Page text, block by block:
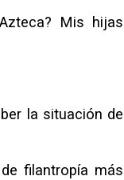
Mis hijas
la situación de
filantropía más